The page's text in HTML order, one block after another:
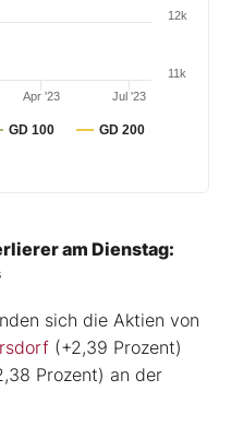
GD 100 GD 200
Jul '23
Apr '23
11k
12k
am Dienstag:
sich die Aktien von
(+2,39 Prozent)
Prozent) an der